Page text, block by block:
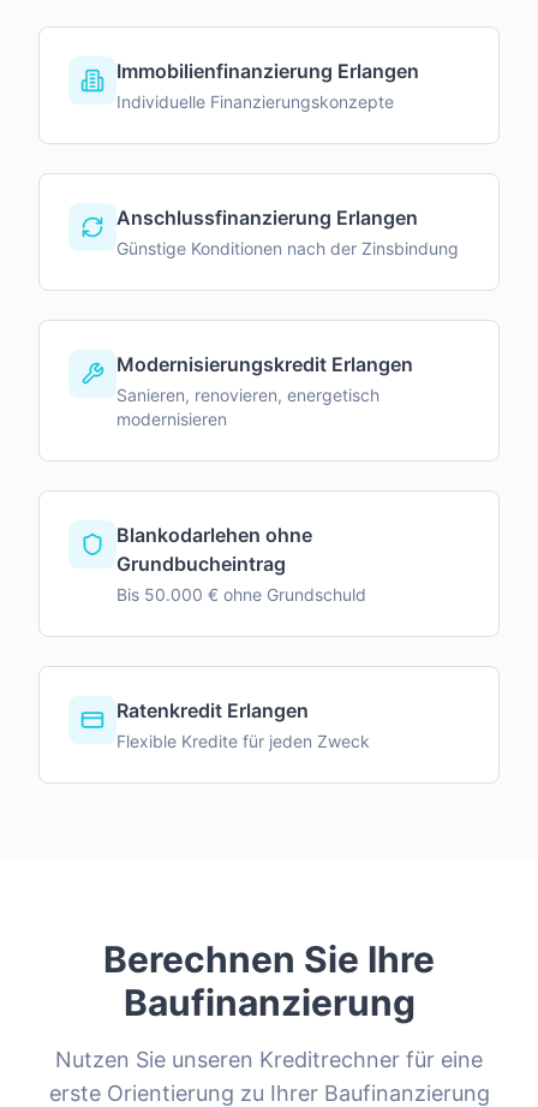
Immobilienfinanzierung Erlangen
Individuelle Finanzierungskonzepte
Anschlussfinanzierung Erlangen
Günstige Konditionen nach der Zinsbindung
Modernisierungskredit Erlangen
Sanieren, renovieren, energetisch
modernisieren
Blankodarlehen ohne
Grundbucheintrag
Bis 50.000 € ohne Grundschuld
Ratenkredit Erlangen
Flexible Kredite für jeden Zweck
Berechnen Sie Ihre
Baufinanzierung
Nutzen Sie unseren Kreditrechner für eine
erste Orientierung zu Ihrer Baufinanzierung